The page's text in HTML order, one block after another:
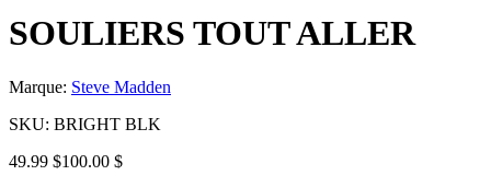
SOULIERS TOUT ALLER
Marque: Steve Madden
SKU: BRIGHT BLK
49.99 $100.00 $